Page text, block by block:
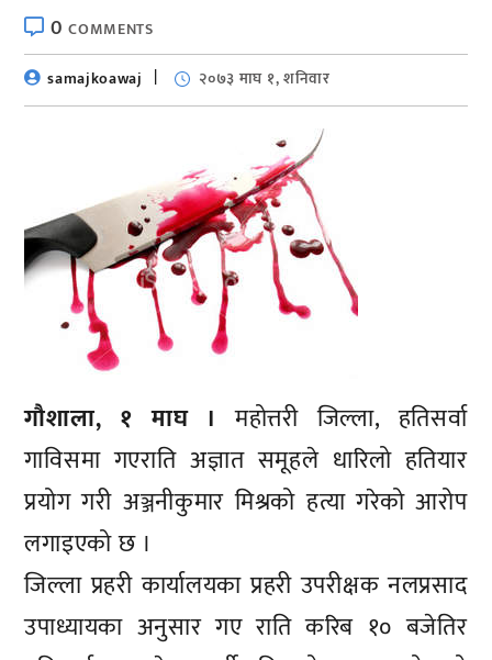
0COMMENTS
samajkoawaj
२०७३ माघ १, शनिवार
गौशाला, १ माघ । महोत्तरी जिल्ला, हतिसर्वा
गाविसमा गएराति अज्ञात समूहले धारिलो हतियार
प्रयोग गरी अञ्जनीकुमार मिश्रको हत्या गरेको आरोप
लगाइएको छ ।
जिल्ला प्रहरी कार्यालयका प्रहरी उपरीक्षक नलप्रसाद
उपाध्यायका अनुसार गए राति करिब १० बजेतिर